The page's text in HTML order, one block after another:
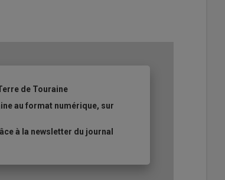
de Touraine
au format numérique, sur
à la newsletter du journal